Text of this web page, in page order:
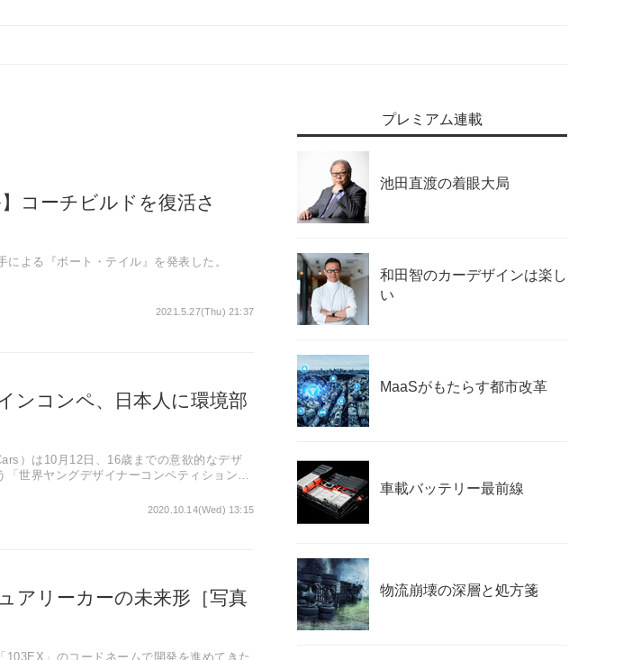
2021.5.27(Thu) 21:37
コーチビルドを復活さ
よる『ボート・テイル』を発表した。
2020.10.14(Wed) 13:15
ンコンペ、日本人に環境部
）は10月12日、16歳までの意欲的なデザ
世界ヤングデザイナーコンペティション」
アリーカーの未来形［写真
」のコードネームで開発を進めてきた
プレミアム連載
池田直渡の着眼大局
和田智のカーデザインは楽し
い
MaaSがもたらす都市改革
車載バッテリー最前線
物流崩壊の深層と処方箋